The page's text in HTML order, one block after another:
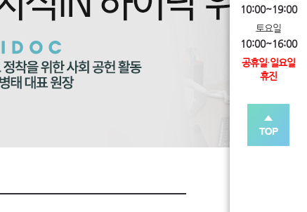
10:00~19:00
토요일
10:00~16:00
공휴일·일요일
휴진